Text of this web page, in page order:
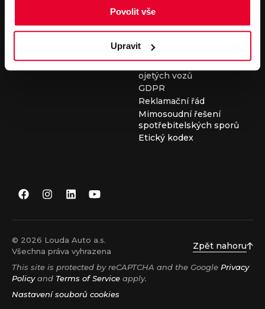
Povolit vše
Upravit
vozidel
Všeobecné obchodní
podmínky pro provádění
servisních prací
Všeobecné obchodní
podmínky při nákupu
ojetých vozů
GDPR
Reklamační řád
Mimosoudní řešení
spotřebitelských sporů
Etický kodex
© 2026 Louda Auto a.s.
Všechna práva vyhrazena
Zpět nahoru
This site is protected by reCAPTCHA and the Google Privacy
Policyand Terms of Service apply.
Nastavení souborů cookies